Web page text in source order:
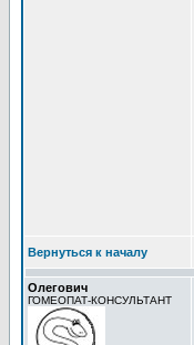
Вернуться к началу
Олегович
ГОМЕОПАТ-КОНСУЛЬТАНТ